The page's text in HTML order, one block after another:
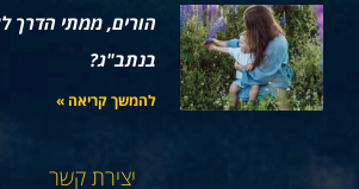
הורים, ממתי הדרך
בנתב"ג?
להמשך קריאה »
יצירת קשר